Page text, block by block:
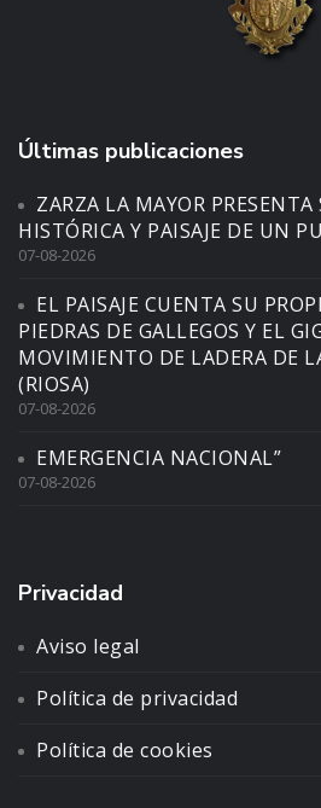
Últimas publicaciones
ZARZA LA MAYOR
HISTÓRICA Y PAISAJE DE UN
07-08-2026
EL PAISAJE CUENTA SU
PIEDRAS DE GALLEGOS Y EL
MOVIMIENTO DE LADERA DE
(RIOSA)
07-08-2026
EMERGENCIA NACIONAL”
07-08-2026
Privacidad
Aviso legal
Política de privacidad
Política de cookies